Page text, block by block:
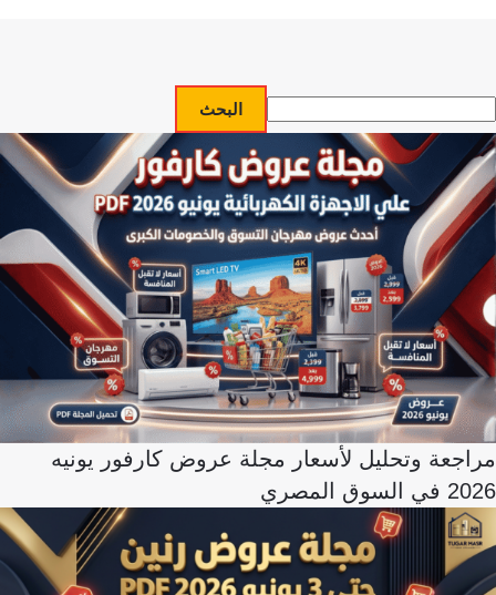
البحث
مراجعة وتحليل لأسعار مجلة عروض كارفور يونيه
2026 في السوق المصري